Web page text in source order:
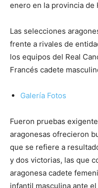
enero en la provincia de
Las selecciones
frente a rivales de
los equipos del Real
Francés cadete
Galería Fotos
Fueron pruebas
aragonesas ofrecieron
que se refiere a
y dos victorias, las que
aragonesa cadete
infantil masculina ante